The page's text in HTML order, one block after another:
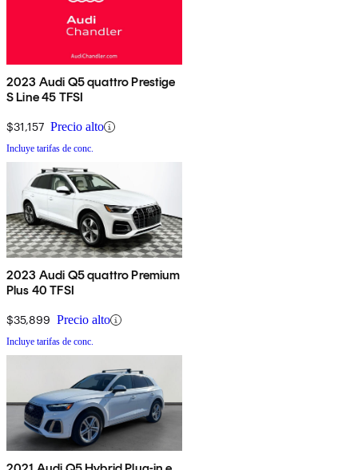
2023 Audi Q5 quattro Prestige
S Line 45 TFSI
$31,157 Precio alto
Incluye tarifas de conc.
2023 Audi Q5 quattro Premium
Plus 40 TFSI
$35,899 Precio alto
Incluye tarifas de conc.